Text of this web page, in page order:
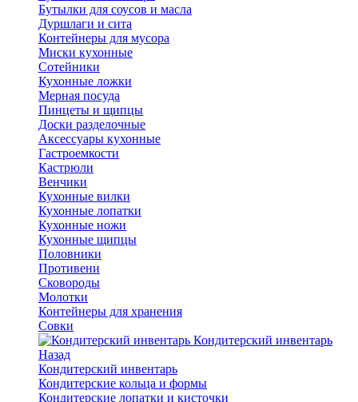
Бутылки для соусов и масла
Дуршлаги и сита
Контейнеры для мусора
Миски кухонные
Сотейники
Кухонные ложки
Мерная посуда
Пинцеты и щипцы
Доски разделочные
Аксессуары кухонные
Гастроемкости
Кастрюли
Венчики
Кухонные вилки
Кухонные лопатки
Кухонные ножи
Кухонные щипцы
Половники
Противени
Сковороды
Молотки
Контейнеры для хранения
Совки
Кондитерский инвентарь
Назад
Кондитерский инвентарь
Кондитерские кольца и формы
Кондитерские лопатки и кисточки